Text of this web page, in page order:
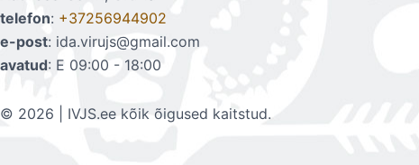
telefon: +37256944902
e-post: ida.virujs@gmail.com
avatud: E 09:00 - 18:00
© 2026 | IVJS.ee kõik õigused kaitstud.